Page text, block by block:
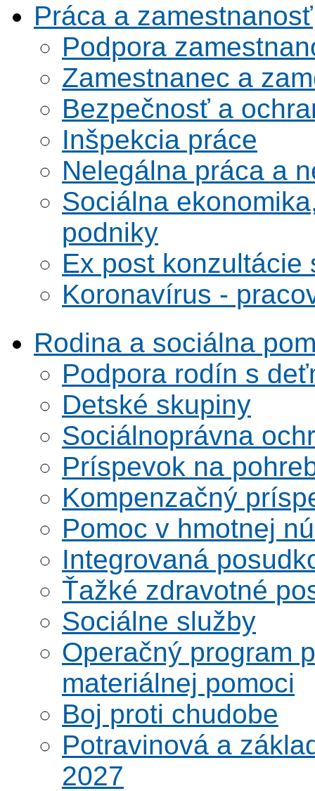
Práca a zamestnanosť
Podpora
Zamestnanec a
Bezpečnosť a
Inšpekcia práce
Nelegálna práca a
Sociálna
podniky
Ex post
Koronavírus -
Rodina a sociálna
Podpora rodín s
Detské skupiny
Sociálnoprávna
Príspevok na
Kompenzačný
Pomoc v hmotnej
Integrovaná
Ťažké zdravotné
Sociálne služby
Operačný program
materiálnej pomoci
Boj proti chudobe
Potravinová a
2027